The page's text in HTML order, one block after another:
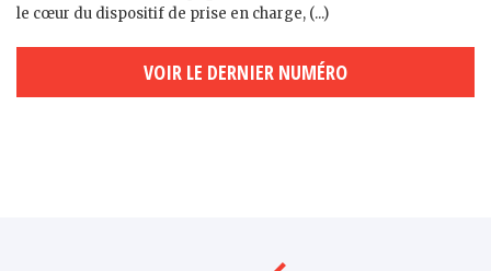
le cœur du dispositif de prise en charge, (...)
VOIR LE DERNIER NUMÉRO